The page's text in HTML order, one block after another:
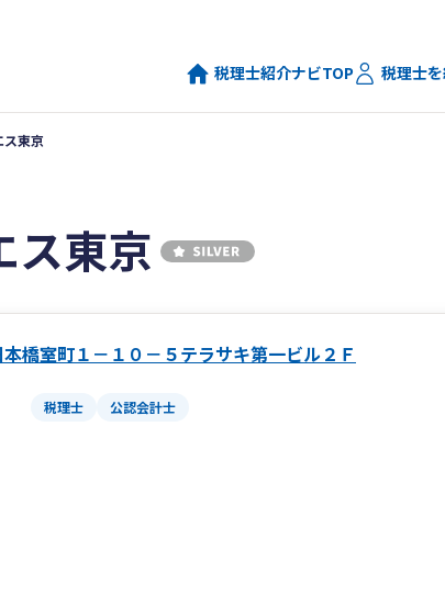
税理士紹介ナビTOP 税理士
ス東京
ス東京
橋室町１－１０－５テラサキ第一ビル２Ｆ
税理士 公認会計士